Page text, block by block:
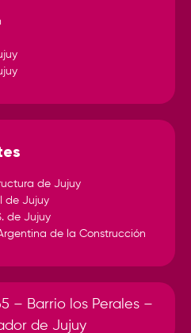
de Jujuy
de Jujuy
de Jujuy
de la Construcción
– Barrio los Perales –
de Jujuy